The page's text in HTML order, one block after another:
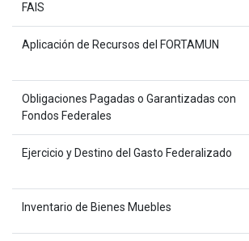
FAIS
Aplicación de Recursos del FORTAMUN
Obligaciones Pagadas o Garantizadas con
Fondos Federales
Ejercicio y Destino del Gasto Federalizado
Inventario de Bienes Muebles